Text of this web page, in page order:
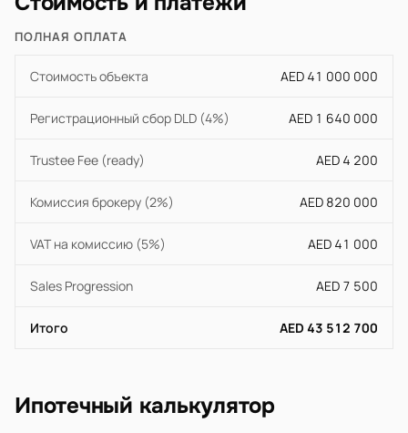
ПОЛНАЯ ОПЛАТА
Стоимость объекта AED 41 000 000
Регистрационный сбор DLD (4%) AED 1 640 000
Trustee Fee (ready) AED 4 200
Комиссия брокеру (2%) AED 820 000
VAT на комиссию (5%) AED 41 000
Sales Progression AED 7 500
Итого AED 43 512 700
Ипотечный калькулятор